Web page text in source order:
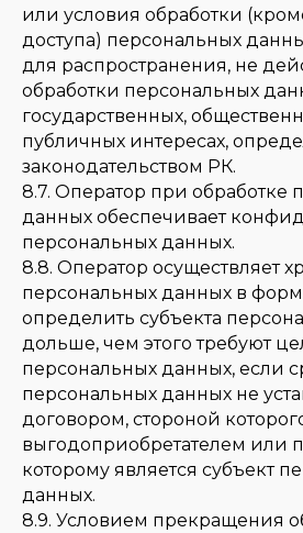
или условия обработки
доступа) персональных
для распространения, не
обработки персональных
государственных,
публичных интересах,
законодательством РК.
8.7. Оператор при обработке
данных обеспечивает
персональных данных.
8.8. Оператор осуществляет
персональных данных в
определить субъекта
дольше, чем этого требуют
персональных данных, если
персональных данных не
договором, стороной
выгодоприобретателем или
которому является субъект
данных.
8.9. Условием прекращения